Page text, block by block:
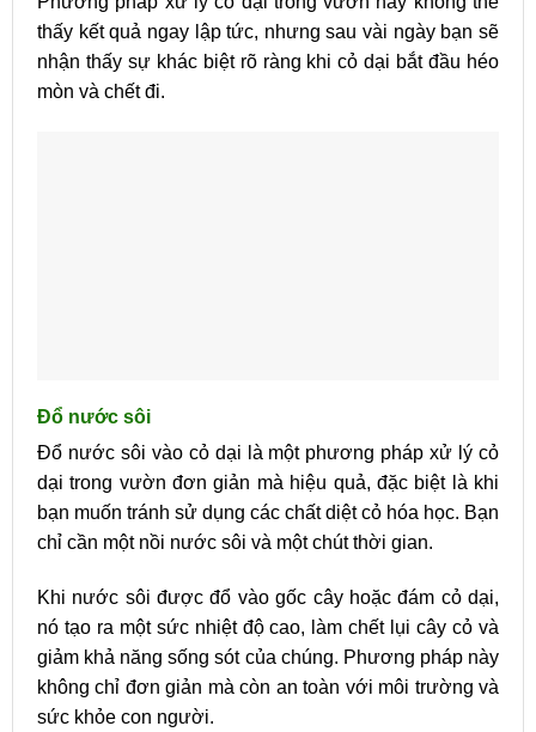
thấy kết quả ngay lập tức, nhưng sau vài ngày bạn sẽ
nhận thấy sự khác biệt rõ ràng khi cỏ dại bắt đầu héo
mòn và chết đi.
Đổ nước sôi
Đổ nước sôi vào cỏ dại là một phương pháp xử lý cỏ
dại trong vườn đơn giản mà hiệu quả, đặc biệt là khi
bạn muốn tránh sử dụng các chất diệt cỏ hóa học. Bạn
chỉ cần một nồi nước sôi và một chút thời gian.
Khi nước sôi được đổ vào gốc cây hoặc đám cỏ dại,
nó tạo ra một sức nhiệt độ cao, làm chết lụi cây cỏ và
giảm khả năng sống sót của chúng. Phương pháp này
không chỉ đơn giản mà còn an toàn với môi trường và
sức khỏe con người.